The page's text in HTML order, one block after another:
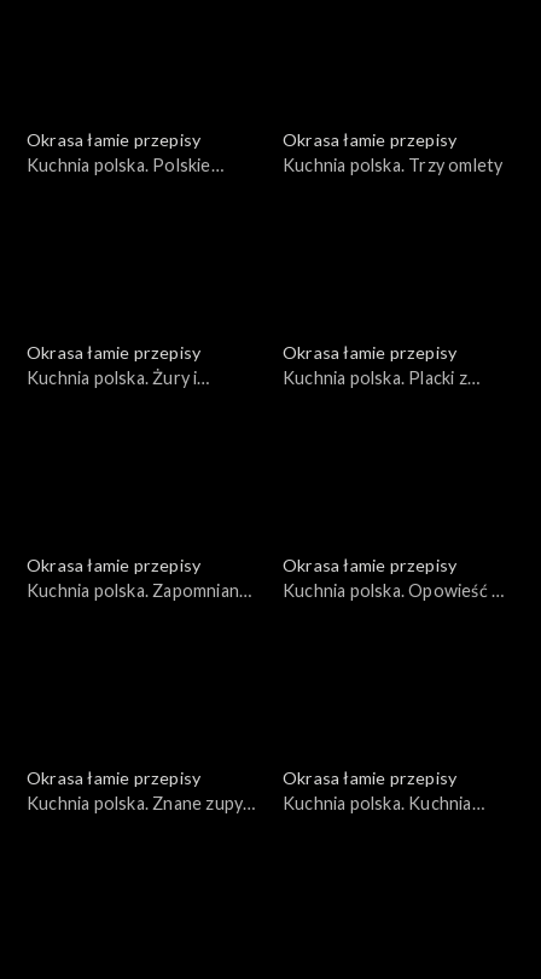
Okrasa łamie przepisy
Kuchnia polska. Polskie
Okrasa łamie przepisy
Kuchnia polska. Trzy omlety
Okrasa łamie przepisy
Kuchnia polska. Żury i
Okrasa łamie przepisy
Kuchnia polska. Placki z
Okrasa łamie przepisy
Kuchnia polska. Zapomniany
Okrasa łamie przepisy
Kuchnia polska. Opowieść o
Okrasa łamie przepisy
Kuchnia polska. Znane zupy
Okrasa łamie przepisy
Kuchnia polska. Kuchnia